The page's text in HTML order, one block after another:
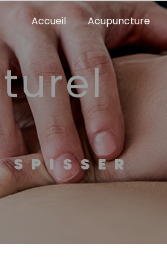
Accueil Acupuncture
SPISSER